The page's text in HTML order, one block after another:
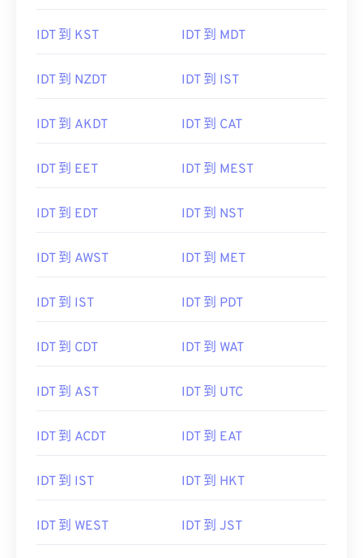
IDT 到 KST IDT 到 MDT
IDT 到 NZDT IDT 到 IST
IDT 到 AKDT IDT 到 CAT
IDT 到 EET IDT 到 MEST
IDT 到 EDT IDT 到 NST
IDT 到 AWST IDT 到 MET
IDT 到 IST IDT 到 PDT
IDT 到 CDT IDT 到 WAT
IDT 到 AST IDT 到 UTC
IDT 到 ACDT IDT 到 EAT
IDT 到 IST IDT 到 HKT
IDT 到 WEST IDT 到 JST